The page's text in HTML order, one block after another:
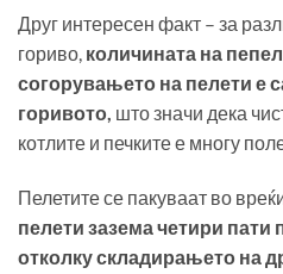
Друг интересен факт – за
гориво, количината на
согорувањето на пелети е
горивото, што значи дека
котлите и печките е многу
Пелетите се пакуваат во
пелети зазема четири пати
отколку складирањето на